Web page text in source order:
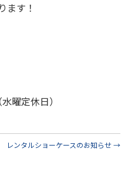
ます！
曜定休日）
レンタルショーケースのお知らせ→